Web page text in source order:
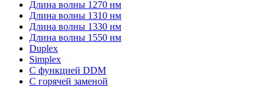
Длина волны 1270 нм
Длина волны 1310 нм
Длина волны 1330 нм
Длина волны 1550 нм
Duplex
Simplex
С функцией DDM
С горячей заменой